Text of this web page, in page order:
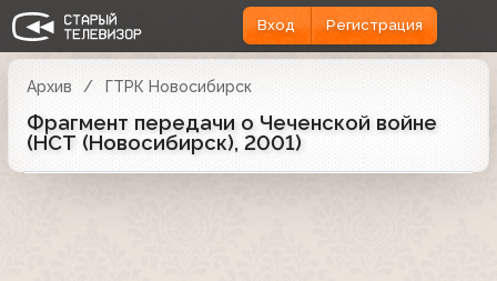
Вход Регистрация
Архив ГТРК Новосибирск
Фрагмент передачи о Чеченской войне
(НСТ (Новосибирск), 2001)